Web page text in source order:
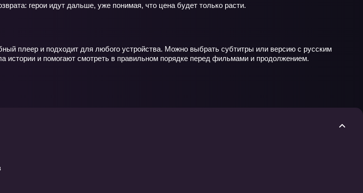
герои идут дальше, уже понимая, что цена будет только расти.
плеер и подходит для любого устройства. Можно выбрать субтитры или версию с русским
и помогают смотреть в правильном порядке перед фильмами и продолжением.